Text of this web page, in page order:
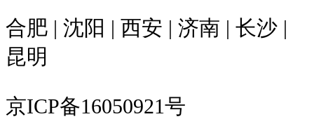
合肥 | 沈阳 | 西安 | 济南 | 长沙 |
昆明
京ICP备16050921号